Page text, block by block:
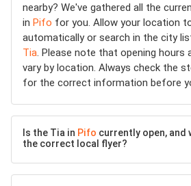
nearby? We've gathered all the
in Pifo for you. Allow your location
automatically or search in the city
Tia. Please note that opening hours
vary by location. Always check the
for the correct information before
Is the Tia in Pifo currently open, and
the correct local flyer?